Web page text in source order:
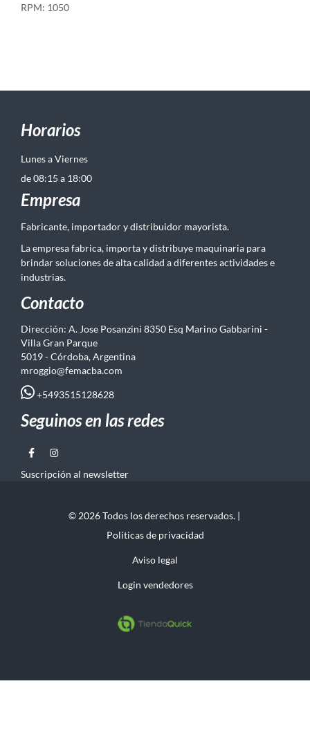
RPM: 1050
Horarios
Lunes a Viernes
de 08:15 a 18:00
Empresa
Fabricante, importador y distribuidor mayorista.
La empresa fabrica, importa y distribuye maquinaria para
brindar soluciones de alta calidad a diferentes actividades e
industrias.
Contacto
Dirección: A. Jose Posanzini 8350 Esq Marino Gabbarini -
Villa Gran Parque
5019 - Córdoba, Argentina
mroggio@femacba.com
+5493515128628
Seguinos en las redes
Suscripción al newsletter
© 2026 Todos los derechos reservados. |
Politicas de privacidad
Aviso legal
Login vendedores